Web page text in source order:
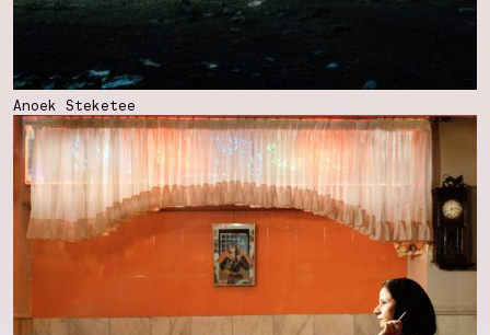
Anoek Steketee